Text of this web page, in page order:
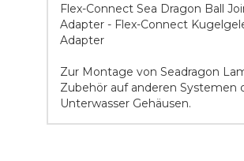
Flex-Connect Sea Dragon Ball
Adapter - Flex-Connect
Adapter
Zur Montage von Seadragon
Zubehör auf anderen Systemen
Unterwasser Gehäusen.